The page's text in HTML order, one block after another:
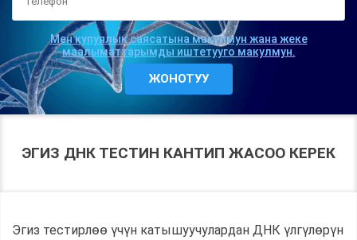
Мен купуялык саясатына макулмун жана жеке
маалыматтарымды иштетууго макулмун.
ЭГИЗ ДНК ТЕСТИН КАНТИП ЖАСОО КЕРЕК
Эгиз тестирлөө үчүн катышуучулардан ДНК үлгүлөрүн